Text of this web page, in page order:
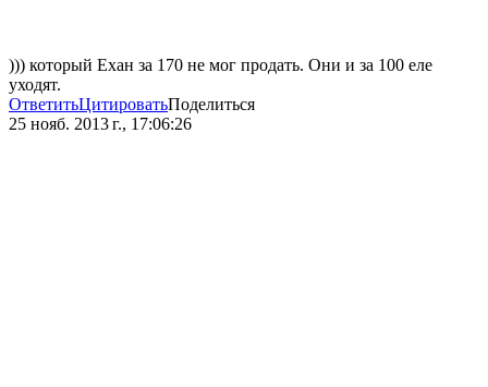
))) который Ехан за 170 не мог продать. Они и за 100 еле
уходят.
ОтветитьЦитироватьПоделиться
25 нояб. 2013 г., 17:06:26